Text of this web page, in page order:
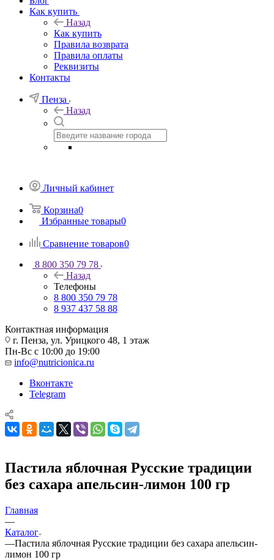
Как купить
Назад
Как купить
Правила возврата
Правила оплаты
Реквизиты
Контакты
Пенза
Назад
Личный кабинет
Корзина0
Избранные товары0
Сравнение товаров0
8 800 350 79 78
Назад
Телефоны
8 800 350 79 78
8 937 437 58 88
Контактная информация
г. Пенза, ул. Урицкого 48, 1 этаж
Пн-Вс с 10:00 до 19:00
info@nutricionica.ru
Вконтакте
Telegram
Пастила яблочная Русские традиции
без сахара апельсин-лимон 100 гр
Главная
—
Каталог
—Пастила яблочная Русские традиции без сахара апельсин-
лимон 100 гр